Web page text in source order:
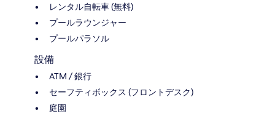
レンタル自転車 (無料)
プールラウンジャー
プールパラソル
設備
ATM / 銀行
セーフティボックス (フロントデスク)
庭園